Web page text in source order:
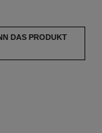
DAS PRODUKT